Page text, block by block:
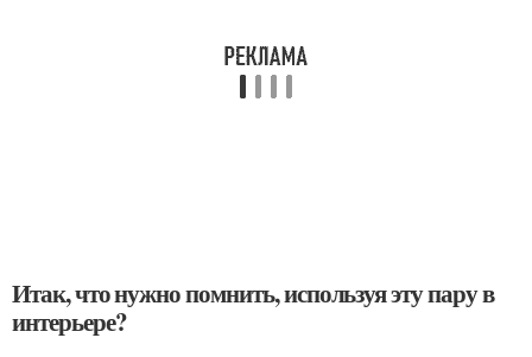
Итак, что нужно помнить, используя эту пару в
интерьере?